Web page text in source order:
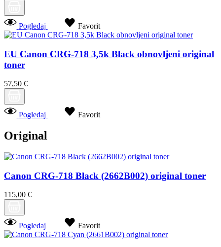
Pogledaj Favorit
EU Canon CRG-718 3,5k Black obnovljeni original
toner
57,50 €
Pogledaj Favorit
Original
Canon CRG-718 Black (2662B002) original toner
115,00 €
Pogledaj Favorit